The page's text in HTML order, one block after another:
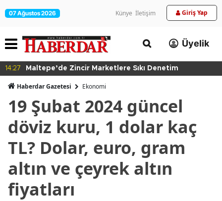
07 Ağustos 2026 Künye İletişim Giriş Yap
Üyelik
14:27 Maltepe’de Zincir Marketlere Sıkı Denetim
Haberdar Gazetesi Ekonomi
19 Şubat 2024 güncel
döviz kuru, 1 dolar kaç
TL? Dolar, euro, gram
altın ve çeyrek altın
fiyatları